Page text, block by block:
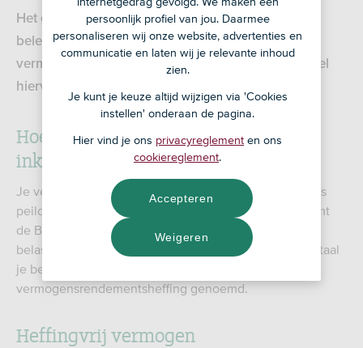
Het geld en de waarde van de fondsen op je
beleggingsrekening worden meegerekend als
vermogen in box 3. Mogelijk betaal je over een deel
hiervan ook belasting.
Hoe werkt box 3 van de
inkomstenbelasting?
Je vermogen zijn je bezittingen minus je schulden. Als
peildatum voor je vermogen in een belastingjaar neemt
de Belastingdienst je vermogen op 1 januari van dat
belastingjaar. Over het rendement op je vermogen betaal
je belasting. Dat wordt ook wel de
vermogensrendementsheffing genoemd.
Heffingvrij vermogen
persoonlijk profiel van jou. Daarmee
personaliseren wij onze website, advertenties en
communicatie en laten wij je relevante inhoud
zien.
Je kunt je keuze altijd wijzigen via 'Cookies
instellen' onderaan de pagina.
Hier vind je ons privacyreglement en ons
cookiereglement.
Weigeren
Accepteren